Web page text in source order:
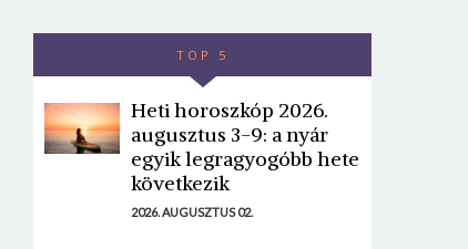
TOP 5
Heti horoszkóp 2026.
augusztus 3-9: a nyár
egyik legragyogóbb hete
következik
2026. AUGUSZTUS 02.